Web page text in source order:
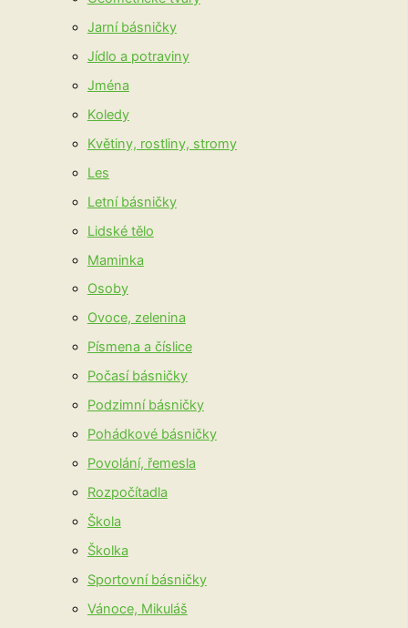
Jarní básničky
Jídlo a potraviny
Jména
Koledy
Květiny, rostliny, stromy
Les
Letní básničky
Lidské tělo
Maminka
Osoby
Ovoce, zelenina
Písmena a číslice
Počasí básničky
Podzimní básničky
Pohádkové básničky
Povolání, řemesla
Rozpočítadla
Škola
Školka
Sportovní básničky
Vánoce, Mikuláš